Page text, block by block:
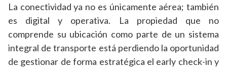
La conectividad ya no es únicamente aérea; también
es digital y operativa. La propiedad que no
comprende su ubicación como parte de un sistema
integral de transporte está perdiendo la oportunidad
de gestionar de forma estratégica el early check-in y